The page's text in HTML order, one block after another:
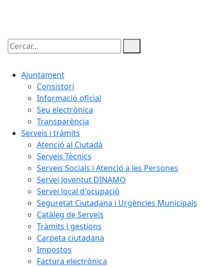
Cercar:
Ajuntament
Consistori
Informació oficial
Seu electrònica
Transparència
Serveis i tràmits
Atenció al Ciutadà
Serveis Tècnics
Serveis Socials i Atenció a les Persones
Servei Joventut DINAMO
Servei local d'ocupació
Seguretat Ciutadana i Urgències Municipals
Catàleg de Serveis
Tràmits i gestions
Carpeta ciutadana
Impostos
Factura electrònica